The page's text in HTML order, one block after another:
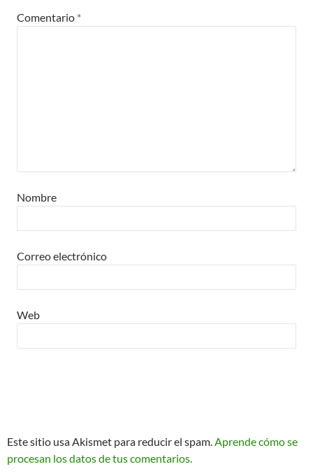
Comentario *
Nombre
Correo electrónico
Web
Este sitio usa Akismet para reducir el spam.Aprende cómo se
procesan los datos de tus comentarios.